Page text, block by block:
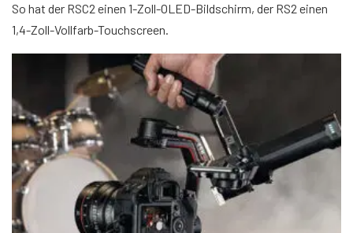
So hat der RSC2 einen 1-Zoll-OLED-Bildschirm, der RS2 einen
1,4-Zoll-Vollfarb-Touchscreen.